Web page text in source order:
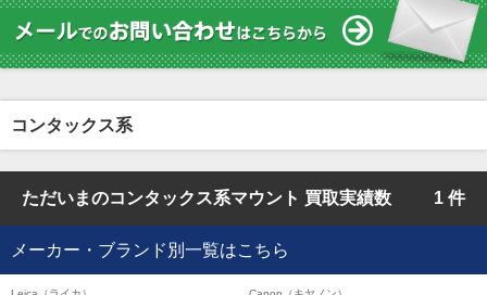
コンタックス系
ただいまのコンタックス系マウント 買取実績数 1 件
メーカー・ブランド別一覧はこちら